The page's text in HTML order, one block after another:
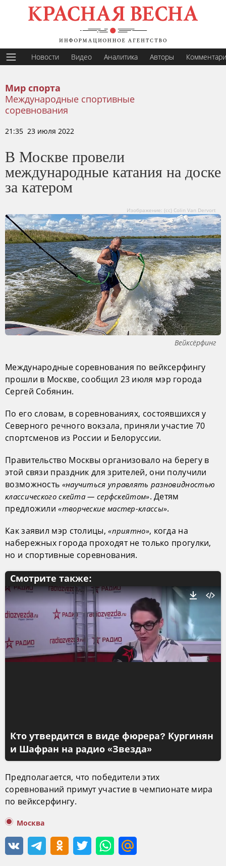
Новости Видео Аналитика Авторы
Мир спорта
Международные спортивные
соревнования
21:35 23 июля 2022
В Москве провели
международные катания на доске
за катером
Изображение: (сс) Colin Van Dervort
Вейксёрфинг
Международные соревнования по вейксерфингу
прошли в Москве, сообщил 23 июля мэр города
Сергей Собянин.
По его словам, в соревнованиях, состоявшихся у
Северного речного вокзала, приняли участие 70
спортсменов из России и Белоруссии.
Правительство Москвы организовало на берегу в
этой связи праздник для зрителей, они получили
возможность «научиться управлять разновидностью
классического скейта — серфскейтом». Детям
предложили«творческие мастер-классы».
Как заявил мэр столицы,«приятно», когда на
набережных города проходят не только прогулки,
но и спортивные соревнования.
Смотрите также:
Кто утвердится в виде фюрера? Кургинян
и Шафран на радио «Звезда»
Предполагается, что победители этих
соревнований примут участие в чемпионате мира
по вейксерфингу.
Москва